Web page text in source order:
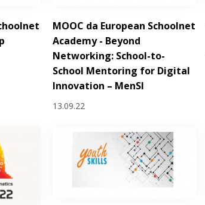
MOOC da European Schoolnet
Academy - Beyond
Networking: School-to-
School Mentoring for Digital
Innovation – MenSI
13.09.22